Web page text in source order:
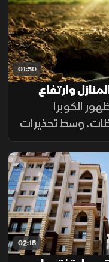
01:50
وارتفاع
الكوبرا
وسط تحذيرات
للحد من
02:15